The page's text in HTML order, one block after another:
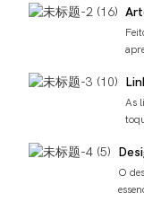
As
O